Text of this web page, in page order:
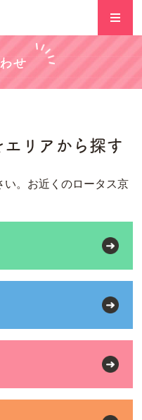
せ
リアから探す
い。お近くのロータス京